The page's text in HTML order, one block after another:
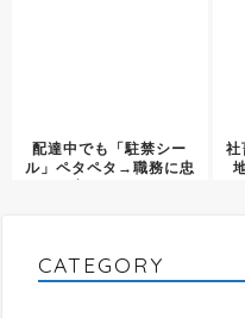
配達中でも「駐禁シー
ル」ペタペタ→職務に忠
社
CATEGORY